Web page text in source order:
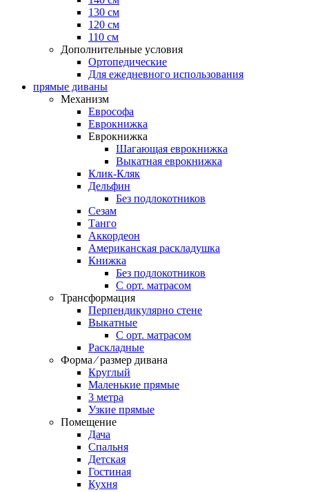
130 см
120 см
110 см
Дополнительные условия
Ортопедические
Для ежедневного использования
прямые диваны
Механизм
Еврософа
Еврокнижка
Еврокнижка
Шагающая еврокнижка
Выкатная еврокнижка
Клик-Кляк
Дельфин
Без подлокотников
Сезам
Танго
Аккордеон
Американская раскладушка
Книжка
Без подлокотников
С орт. матрасом
Трансформация
Перпендикулярно стене
Выкатные
С орт. матрасом
Раскладные
Форма ⁄ размер дивана
Круглый
Маленькие прямые
3 метра
Узкие прямые
Помещение
Дача
Спальня
Детская
Гостиная
Кухня